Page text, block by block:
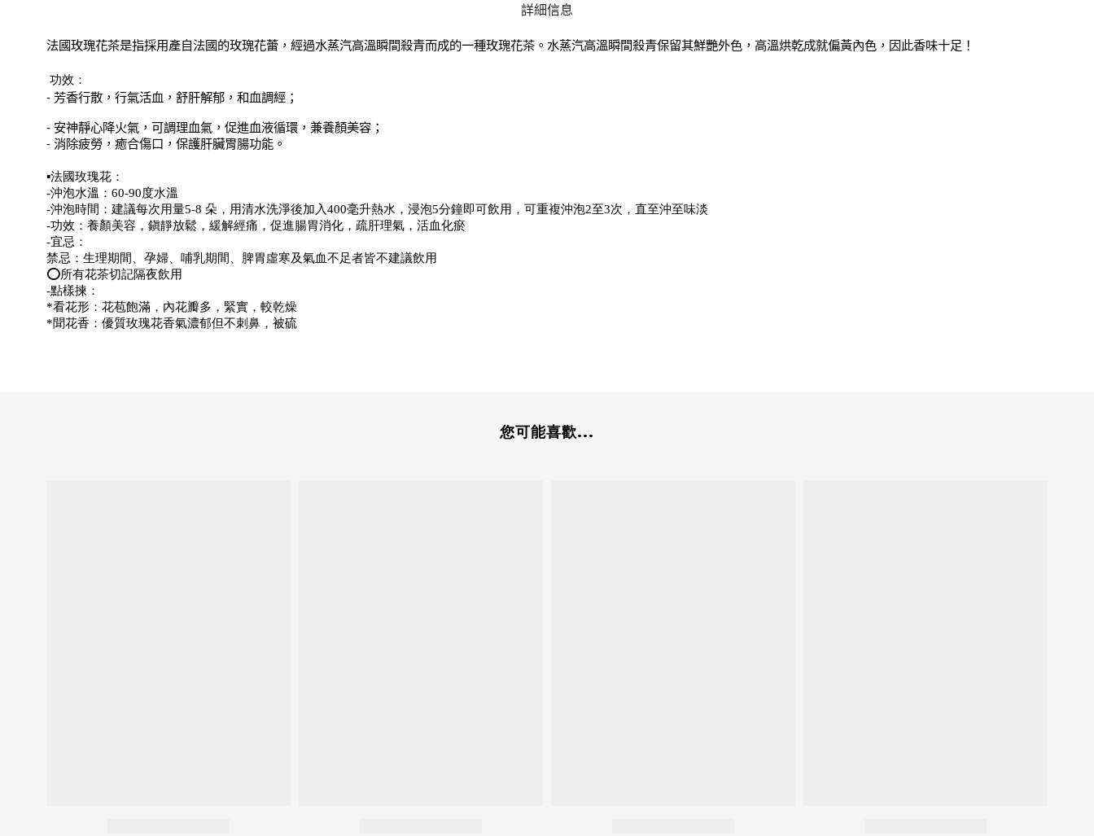
詳細信息
法國玫瑰花茶是指採用產自法國的玫瑰花蕾，經過水蒸汽高溫瞬間殺青而成的一種玫瑰花茶。水蒸汽高溫瞬間殺青保留其鮮艷外色，高溫烘乾成就偏黃內色，因此香味十足！
功效：
- 芳香行散，行氣活血，舒肝解郁，和血調經；
- 安神靜心降火氣，可調理血氣，促進血液循環，兼養顏美容；
- 消除疲勞，癒合傷口，保護肝臟胃腸功能。
▪法國玫瑰花：
-沖泡水溫：60-90度水溫
-沖泡時間：建議每次用量5-8 朵，用清水洗淨後加入400毫升熱水，浸泡5分鐘即可飲用，可重複沖泡2至3次，直至沖至味淡
-功效：養顏美容，鎭靜放鬆，緩解經痛，促進腸胃消化，疏肝理氣，活血化瘀
-宜忌：
禁忌：生理期間、孕婦、哺乳期間、脾胃虛寒及氣血不足者皆不建議飲用
⭕所有花茶切記隔夜飲用
-點樣揀：
*看花形：花苞飽滿，內花瓣多，緊實，較乾燥
*聞花香：優質玫瑰花香氣濃郁但不刺鼻，被硫
您可能喜歡...